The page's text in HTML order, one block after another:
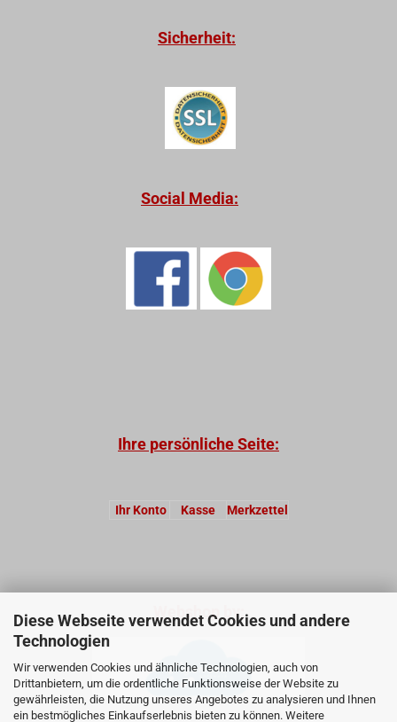
Diese Webseite verwendet Cookies und andere
Technologien
Wir verwenden Cookies und ähnliche Technologien, auch von
Drittanbietern, um die ordentliche Funktionsweise der Website zu
gewährleisten, die Nutzung unseres Angebotes zu analysieren und Ihnen
ein bestmögliches Einkaufserlebnis bieten zu können. Weitere
Sicherheit:
Social Media:
Ihre persönliche Seite:
Ihr Konto Kasse Merkzettel
Webshop by: